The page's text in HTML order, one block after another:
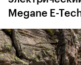
Megane E-